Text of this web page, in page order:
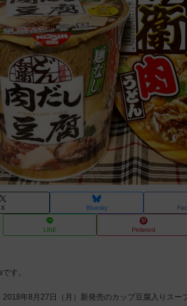
X Bluesky
LINE Pinterest
す。
2018年8月27日（月）新発売のカップ豆腐入りスー